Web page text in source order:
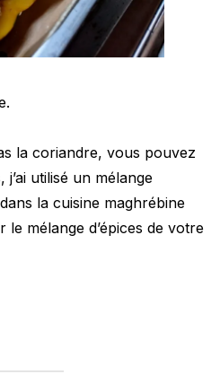
la coriandre, vous pouvez
utilisé un mélange
la cuisine maghrébine
le mélange d’épices de votre